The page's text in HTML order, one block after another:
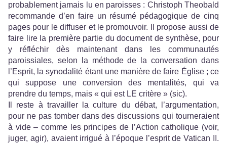
probablement jamais lu en paroisses : Christoph Theobald
recommande d’en faire un résumé pédagogique de cinq
pages pour le diffuser et le promouvoir. Il propose aussi de
faire lire la première partie du document de synthèse, pour
y réfléchir dès maintenant dans les communautés
paroissiales, selon la méthode de la conversation dans
l’Esprit, la synodalité étant une manière de faire Église ; ce
qui suppose une conversion des mentalités, qui va
prendre du temps, mais « qui est LE critère » (sic).
Il reste à travailler la culture du débat, l’argumentation,
pour ne pas tomber dans des discussions qui tourneraient
à vide – comme les principes de l’Action catholique (voir,
juger, agir), avaient irrigué à l’époque l’esprit de Vatican II.